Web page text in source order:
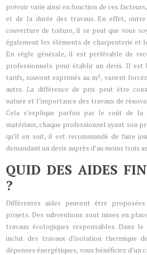
prévoir varie ainsi en fonction de ces
et de la durée des travaux. En effet,
couverture de toiture, il se peut que vous
également les éléments de charpenterie et
En règle générale, il est préférable de
professionnels pour établir un devis. Il est
tarifs, souvent exprimés au m², varient
autre. La différence de prix peut être
nature et l’importance des travaux de
Cela s’explique parfois par le coût de la
matériaux, chaque professionnel ayant son
qu’il en soit, il est recommandé de faire
demandant un devis auprès d’au moins trois
QUID DES AIDES
?
Différentes aides peuvent être
projets. Des subventions sont mises en
travaux écologiques responsables. Dans
inclut des travaux d’isolation thermique
dépenses énergétiques, vous bénéficiez d’un